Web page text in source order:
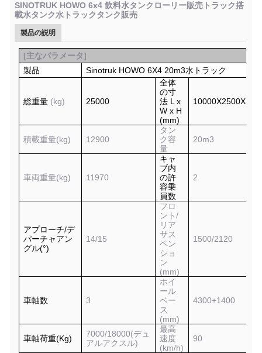
SINOTRUK HOWO 6x4 飲料水タンクローリー販売トラック搭
載水タンク水トラックタンク販売
製品の説明
[主なパラメータ]
製品
Sinotruk HOWO 6X4 20m3水トラック
総重量 (kg) 25000
全体
の寸
法 L x
W x H
(mm)
積載重量(kg) 12900
タン
ク容
量
20m3
車両重量(kg) 11970
キャ
ブ内
の許
容乗
員数
2
アプローチ/デ
パーチャアン
グル(°)
14/15
フロ
ント/
リア
サス
ペン
ショ
ン
(mm)
1 500/2120
車軸数 3
ホイ
ール
ベー
ス
(mm)
4300+1400
車軸荷重(Kg)
7000/18000(デュ
アルアクスル)
最高
速度
(km/h)
90